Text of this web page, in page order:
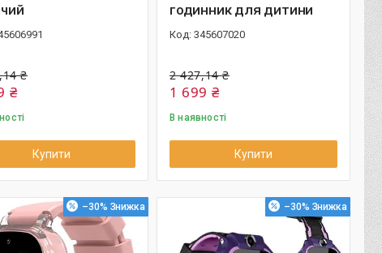
₴
₴
Купити
годинник для дитини
345607020
2 427,14 ₴
1 699 ₴
В наявності
Купити
–30% –30%